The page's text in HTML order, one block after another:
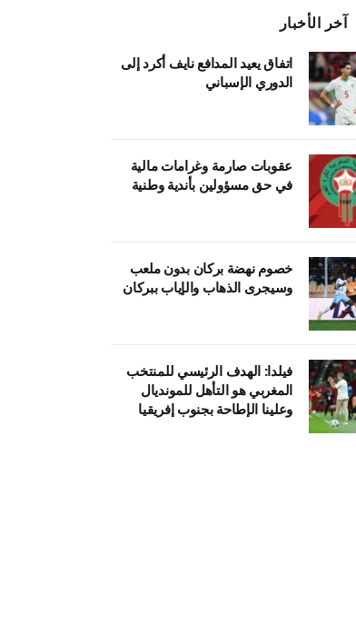
آخر الأخبار
اتفاق يعيد المدافع نايف أكرد إلى
الدوري الإسباني
عقوبات صارمة وغرامات مالية
في حق مسؤولين بأندية وطنية
خصوم نهضة بركان بدون ملعب
وسيجرى الذهاب والإياب ببركان
فيلدا: الهدف الرئيسي للمنتخب
المغربي هو التأهل للمونديال
وعلينا الإطاحة بجنوب إفريقيا